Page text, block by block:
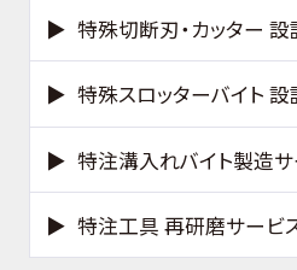
特殊切断刃・カッター
特殊スロッターバイト
特注溝入れバイト製造
特注工具 再研磨サービ